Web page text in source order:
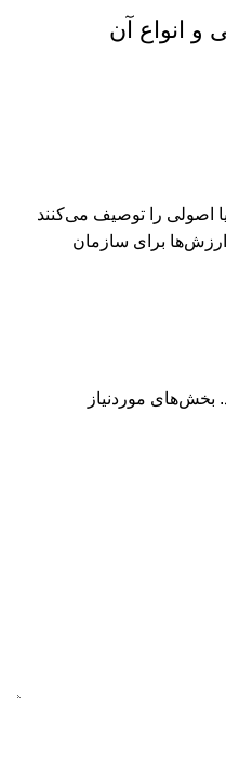
و انواع آن
اصولی را توصیف می‌کنند
ارزش‌ها برای سازمان
بخش‌های موردنیاز